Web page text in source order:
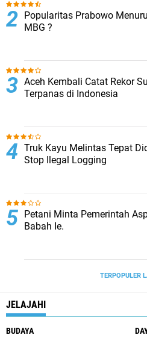
Popularitas Prabowo
MBG ?
Aceh Kembali Catat Rekor
Terpanas di Indonesia
Truk Kayu Melintas Tepat
Stop Ilegal Logging
Petani Minta Pemerintah
Babah Ie.
TERPOPULER
JELAJAHI
BUDAYA